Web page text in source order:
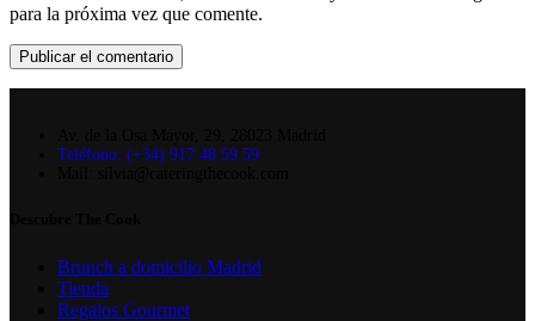
para la próxima vez que comente.
Teléfono: (+34) 917 48 59 59
Brunch a domicilio Madrid
Tienda
Regalos Gourmet